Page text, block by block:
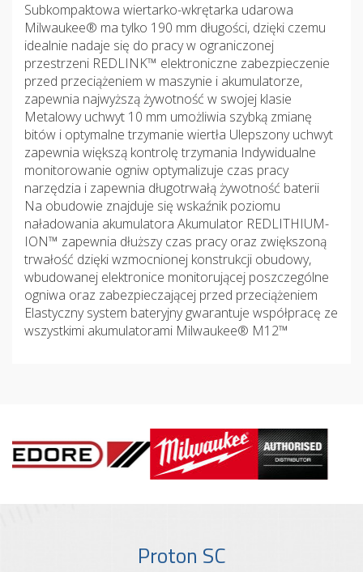
Subkompaktowa wiertarko-wkrętarka udarowa
Milwaukee® ma tylko 190 mm długości, dzięki czemu
idealnie nadaje się do pracy w ograniczonej
przestrzeni REDLINK™ elektroniczne zabezpieczenie
przed przeciążeniem w maszynie i akumulatorze,
zapewnia najwyższą żywotność w swojej klasie
Metalowy uchwyt 10 mm umożliwia szybką zmianę
bitów i optymalne trzymanie wiertła Ulepszony uchwyt
zapewnia większą kontrolę trzymania Indywidualne
monitorowanie ogniw optymalizuje czas pracy
narzędzia i zapewnia długotrwałą żywotność baterii
Na obudowie znajduje się wskaźnik poziomu
naładowania akumulatora Akumulator REDLITHIUM-
ION™ zapewnia dłuższy czas pracy oraz zwiększoną
trwałość dzięki wzmocnionej konstrukcji obudowy,
wbudowanej elektronice monitorującej poszczególne
ogniwa oraz zabezpieczającej przed przeciążeniem
Elastyczny system bateryjny gwarantuje współpracę ze
wszystkimi akumulatorami Milwaukee® M12™
Proton SC